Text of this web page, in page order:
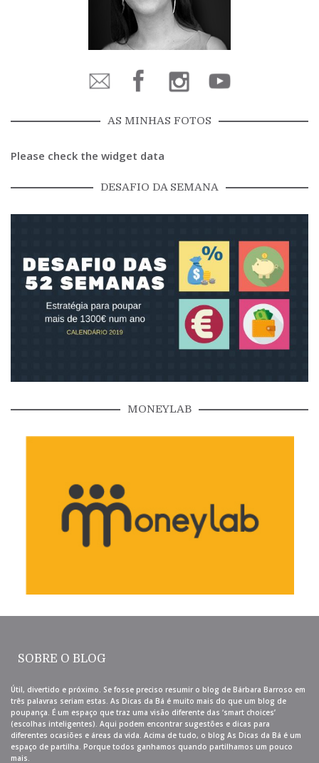
AS MINHAS FOTOS
Please check the widget data
DESAFIO DA SEMANA
MONEYLAB
SOBRE O BLOG
Útil, divertido e próximo. Se fosse preciso resumir o blog de Bárbara Barroso em
três palavras seriam estas. As Dicas da Bá é muito mais do que um blog de
poupança. É um espaço que traz uma visão diferente das ‘smart choices’
(escolhas inteligentes). Aqui podem encontrar sugestões e dicas para
diferentes ocasiões e áreas da vida. Acima de tudo, o blog As Dicas da Bá é um
espaço de partilha. Porque todos ganhamos quando partilhamos um pouco
mais.